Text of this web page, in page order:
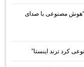
“هوش مصنوعی با صدای